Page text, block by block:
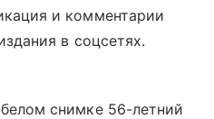
и комментарии
в соцсетях.
снимке 56-летний